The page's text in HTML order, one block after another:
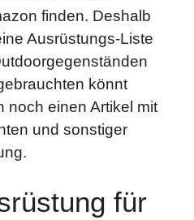
finden. Deshalb
Ausrüstungs-Liste
könnt
noch einen Artikel mit
und sonstiger
für